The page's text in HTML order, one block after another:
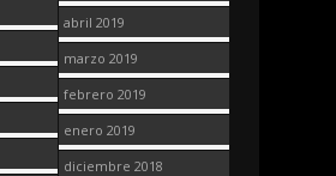
abril 2019
marzo 2019
febrero 2019
enero 2019
diciembre 2018